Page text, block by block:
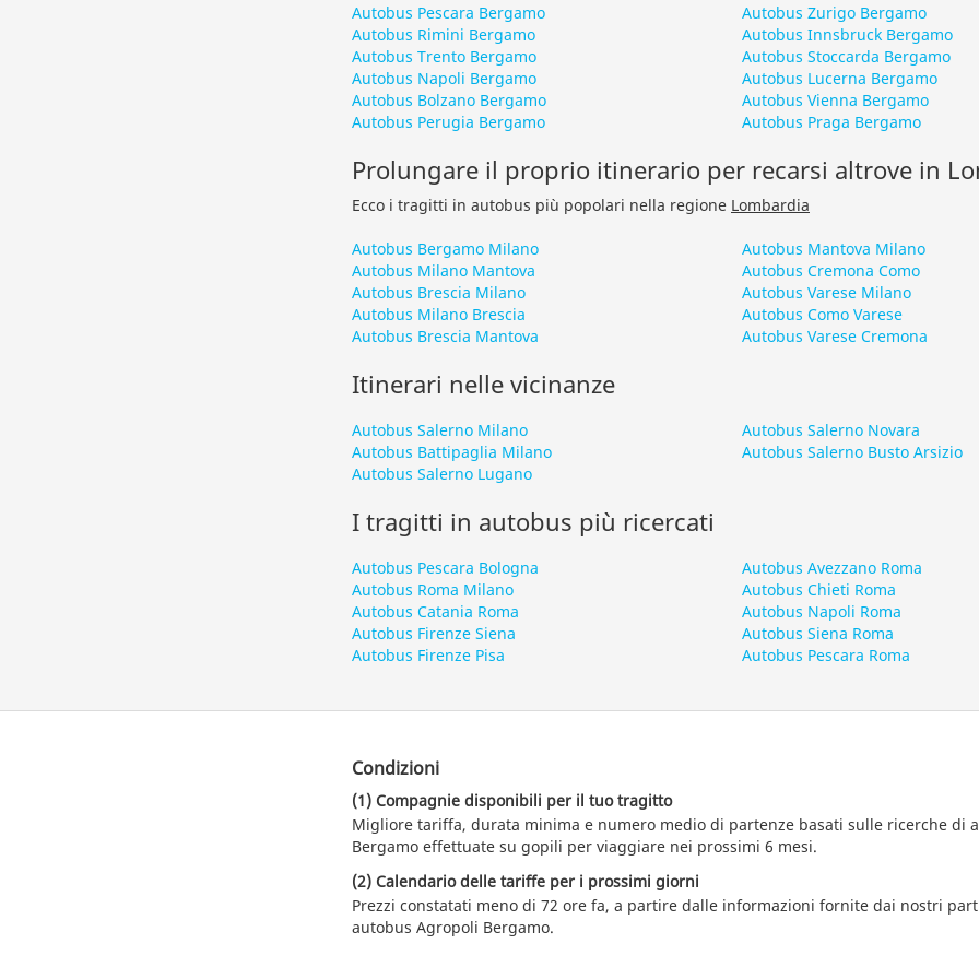
Autobus Pescara Bergamo
Autobus Rimini Bergamo
Autobus Trento Bergamo
Autobus Napoli Bergamo
Autobus Bolzano Bergamo
Autobus Perugia Bergamo
Autobus Zurigo Bergamo
Autobus Innsbruck Bergamo
Autobus Stoccarda Bergamo
Autobus Lucerna Bergamo
Autobus Vienna Bergamo
Autobus Praga Bergamo
Prolungare il proprio itinerario per recarsi altrove in
Ecco i tragitti in autobus più popolari nella regione Lombardia
Autobus Bergamo Milano
Autobus Milano Mantova
Autobus Brescia Milano
Autobus Milano Brescia
Autobus Brescia Mantova
Autobus Mantova Milano
Autobus Cremona Como
Autobus Varese Milano
Autobus Como Varese
Autobus Varese Cremona
Itinerari nelle vicinanze
Autobus Salerno Milano
Autobus Battipaglia Milano
Autobus Salerno Lugano
Autobus Salerno Novara
Autobus Salerno Busto Arsizio
I tragitti in autobus più ricercati
Autobus Pescara Bologna
Autobus Roma Milano
Autobus Catania Roma
Autobus Firenze Siena
Autobus Firenze Pisa
Autobus Avezzano Roma
Autobus Chieti Roma
Autobus Napoli Roma
Autobus Siena Roma
Autobus Pescara Roma
Condizioni
(1) Compagnie disponibili per il tuo tragitto
Migliore tariffa, durata minima e numero medio di partenze basati sulle ricerche di
Bergamo effettuate su gopili per viaggiare nei prossimi 6 mesi.
(2) Calendario delle tariffe per i prossimi giorni
Prezzi constatati meno di 72 ore fa, a partire dalle informazioni fornite dai nostri
autobus Agropoli Bergamo.